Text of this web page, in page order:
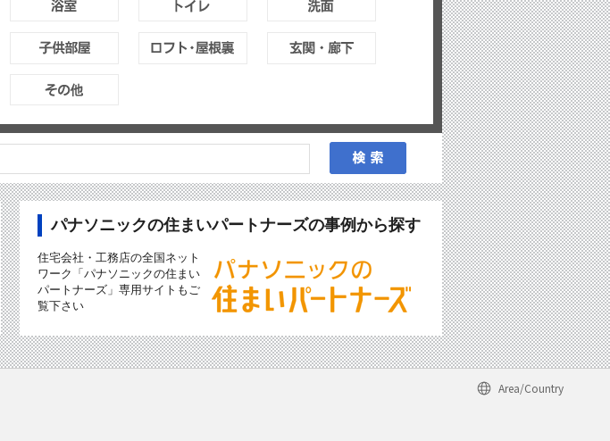
パナソニックの住まいパートナーズの事例から探す
住宅会社・工務店の全国ネット
ワーク「パナソニックの住まい
パートナーズ」専用サイトもご
覧下さい
Area/Country